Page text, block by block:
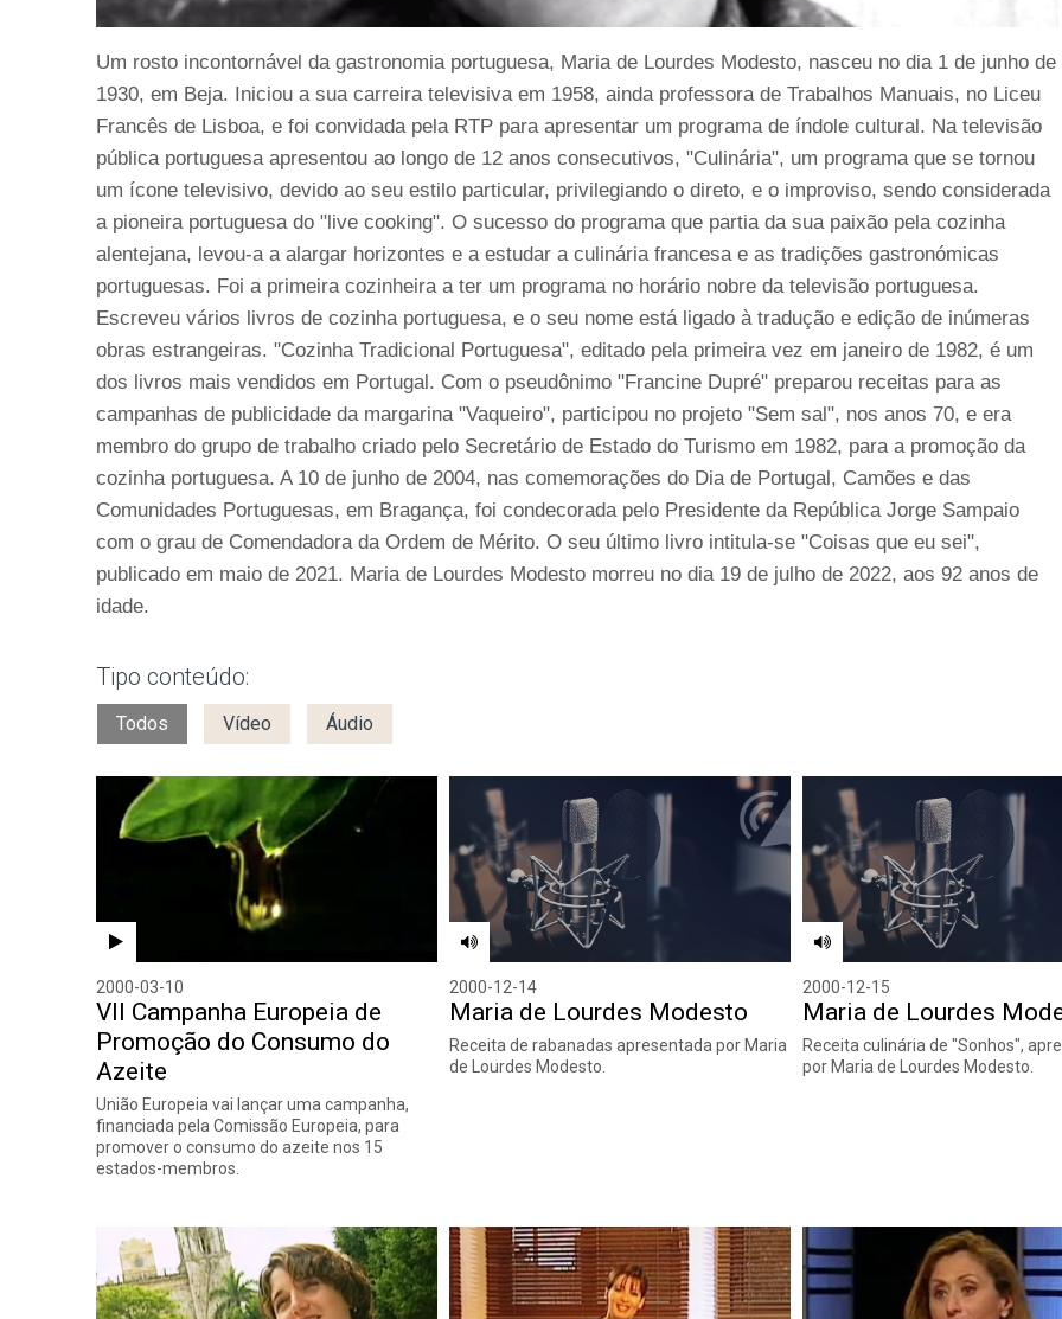
Um rosto incontornável da gastronomia portuguesa, Maria de Lourdes Modesto, nasceu no dia 1 de junho de
1930, em Beja. Iniciou a sua carreira televisiva em 1958, ainda professora de Trabalhos Manuais, no Liceu
Francês de Lisboa, e foi convidada pela RTP para apresentar um programa de índole cultural. Na televisão
pública portuguesa apresentou ao longo de 12 anos consecutivos, "Culinária", um programa que se tornou
um ícone televisivo, devido ao seu estilo particular, privilegiando o direto, e o improviso, sendo considerada
a pioneira portuguesa do "live cooking". O sucesso do programa que partia da sua paixão pela cozinha
alentejana, levou-a a alargar horizontes e a estudar a culinária francesa e as tradições gastronómicas
portuguesas. Foi a primeira cozinheira a ter um programa no horário nobre da televisão portuguesa.
Escreveu vários livros de cozinha portuguesa, e o seu nome está ligado à tradução e edição de inúmeras
obras estrangeiras. "Cozinha Tradicional Portuguesa", editado pela primeira vez em janeiro de 1982, é um
dos livros mais vendidos em Portugal. Com o pseudônimo "Francine Dupré" preparou receitas para as
campanhas de publicidade da margarina "Vaqueiro", participou no projeto "Sem sal", nos anos 70, e era
membro do grupo de trabalho criado pelo Secretário de Estado do Turismo em 1982, para a promoção da
cozinha portuguesa. A 10 de junho de 2004, nas comemorações do Dia de Portugal, Camões e das
Comunidades Portuguesas, em Bragança, foi condecorada pelo Presidente da República Jorge Sampaio
com o grau de Comendadora da Ordem de Mérito. O seu último livro intitula-se "Coisas que eu sei",
publicado em maio de 2021. Maria de Lourdes Modesto morreu no dia 19 de julho de 2022, aos 92 anos de
idade.
Tipo conteúdo:
Todos Vídeo Áudio
2000-03-10
VII Campanha Europeia de
Promoção do Consumo do
Azeite
União Europeia vai lançar uma campanha,
financiada pela Comissão Europeia, para
promover o consumo do azeite nos 15
estados-membros.
2000-12-14
Maria de Lourdes Modesto
Receita de rabanadas apresentada por Maria
de Lourdes Modesto.
2000-12-15
Maria de Lourdes
Receita culinária de "Sonhos",
por Maria de Lourdes Modesto.